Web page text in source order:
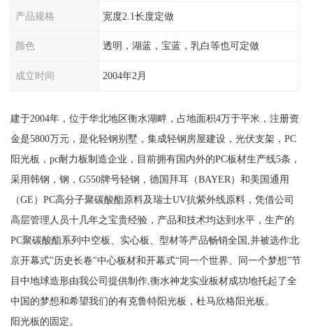
产品规格 宽度2.1长度定做
颜色 透明，湖蓝，宝蓝，乳白等也可定做
成立时间 2004年2月
建于2004年，位于华北地区衡水湖畔，占地面积4万于平米，注册资
金是5800万元，是化轻钢别墅，集成轻钢房屋建设，光伏支架，PC
阳光板，pc耐力板制造企业，目前拥有国内外的PC板材生产线5条，
采用韩钢，钢，G550牌号轻钢，德国拜耳（BAYER）和美国通用
（GE）PC高分子聚碳酸酯原料及瑞士UV抗紫外线原料，凭借公司
高层管理人员十几年之宝贵经验，产品和技术均达到水平，生产的
PC聚碳酸酯系列中空板、实心板、型材等产品畅销全国,并被选作北
京开幕式"历史长卷"中心板材和开幕式“同一个世界、同一个梦想”节
目中地球造形由我公司提供制作,衡水神龙实业板材成功地托起了全
中国的梦想和希望我们的有克鲁特阳光板，杜马欣格阳光板。
阳光板的固定。